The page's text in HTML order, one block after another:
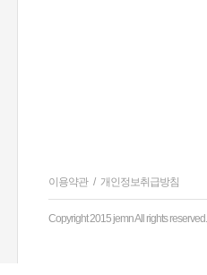
이용약관 / 개인정보취급방침
Copyright 2015 jemn All rights reserved.